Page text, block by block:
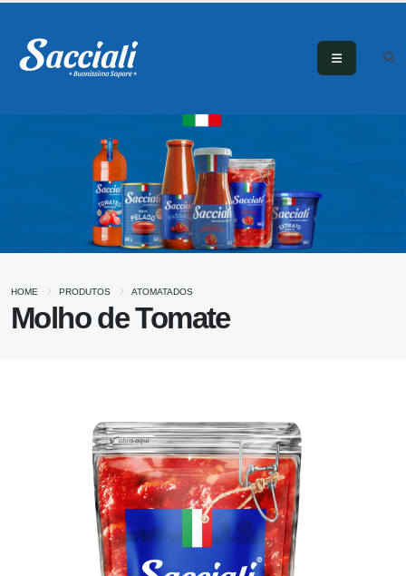
Molho de Tomate
HOME PRODUTOS ATOMATADOS